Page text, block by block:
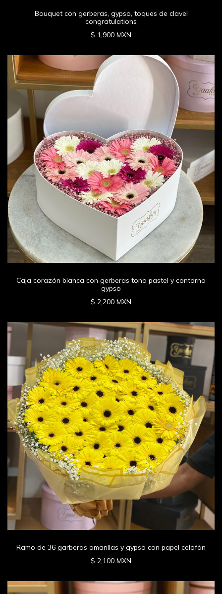
Bouquet con gerberas, gypso, toques de clavel
congratulations
$ 1,900 MXN
Caja corazón blanca con gerberas tono pastel y contorno
gypso
$ 2,200 MXN
Ramo de 36 garberas amarillas y gypso con papel celofán
$ 2,100 MXN